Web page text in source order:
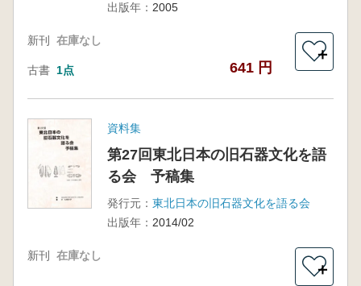
出版年： 2005
新刊 在庫なし
古書 1点 641 円
＋
資料集
第27回東北日本の旧石器文化を語
る会 予稿集
発行元： 東北日本の旧石器文化を語る会
出版年： 2014/02
新刊 在庫なし
＋